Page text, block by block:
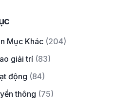
Mục Khác(204)
giải trí(83)
động (84)
thông (75)